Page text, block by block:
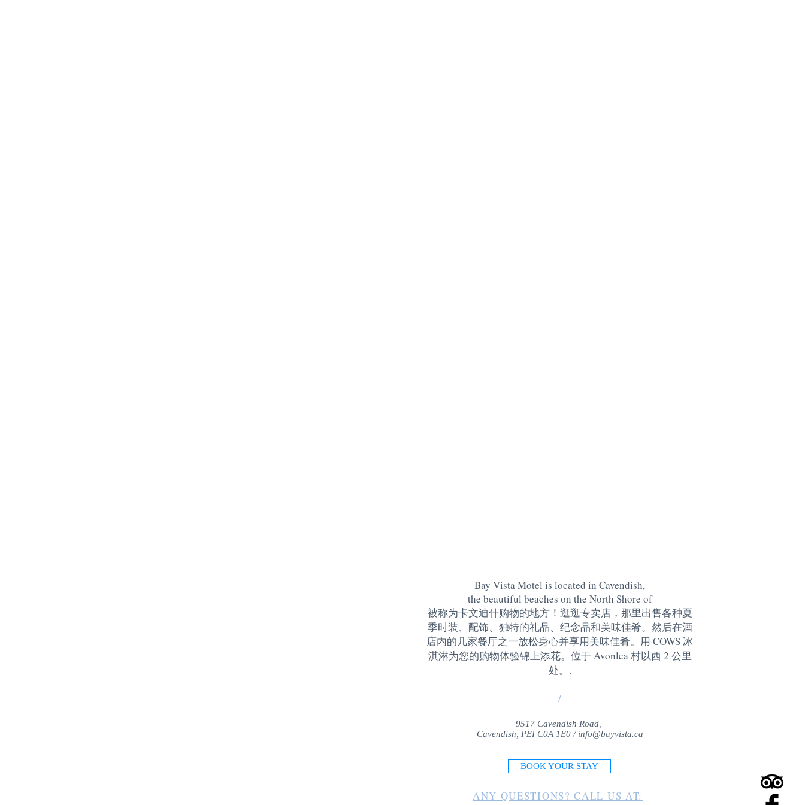
Bay Vista Motel is located in Cavendish,
the beautiful beaches on the North Shore of
被称为卡文迪什购物的地方！逛逛专卖店，那里出售各种夏
季时装、配饰、独特的礼品、纪念品和美味佳肴。然后在酒
店内的几家餐厅之一放松身心并享用美味佳肴。用 COWS 冰
淇淋为您的购物体验锦上添花。位于 Avonlea 村以西 2 公里
处。 .
/
9517 Cavendish Road,
Cavendish, PEI C0A 1E0 / info@bayvista.ca
BOOK YOUR STAY
ANY QUESTIONS? CALL US AT: